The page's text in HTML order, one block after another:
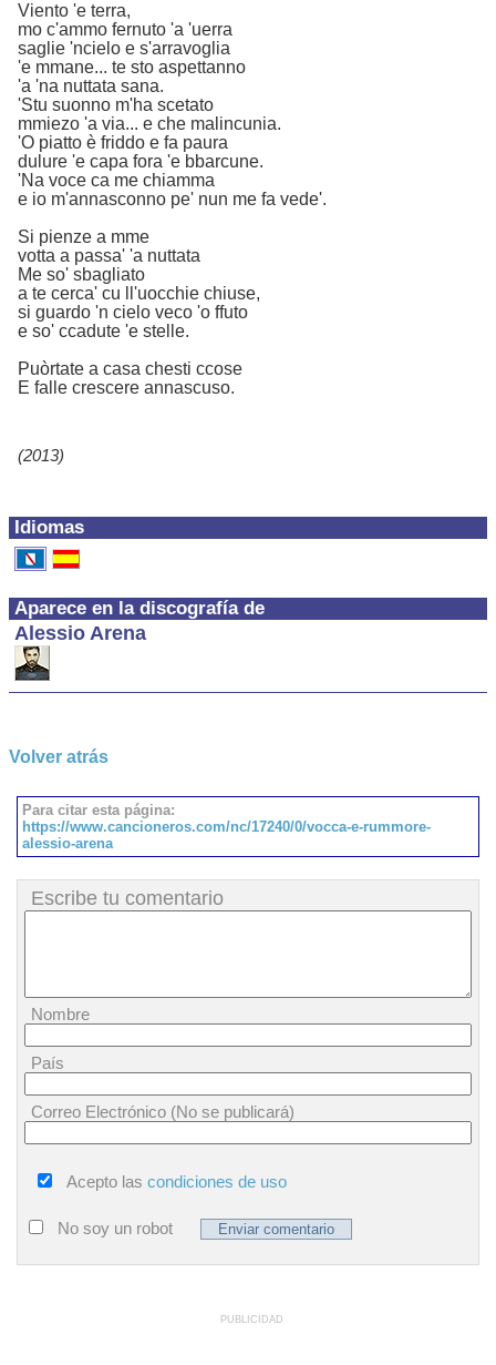
Idiomas
Aparece en la discografía de
Alessio Arena
Viento 'e terra,
mo c'ammo fernuto 'a 'uerra
saglie 'ncielo e s'arravoglia
'e mmane... te sto aspettanno
'a 'na nuttata sana.
'Stu suonno m'ha scetato
mmiezo 'a via... e che malincunia.
'O piatto è friddo e fa paura
dulure 'e capa fora 'e bbarcune.
'Na voce ca me chiamma
e io m'annasconno pe' nun me fa vede'.
Si pienze a mme
votta a passa' 'a nuttata
Me so' sbagliato
a te cerca' cu ll'uocchie chiuse,
si guardo 'n cielo veco 'o ffuto
e so' ccadute 'e stelle.
Puòrtate a casa chesti ccose
E falle crescere annascuso.
(2013)
Volver atrás
Para citar esta página:
https://www.cancioneros.com/nc/17240/0/vocca-e-rummore-
alessio-arena
Escribe tu comentario
Nombre
País
Correo Electrónico (No se publicará)
Acepto las condiciones de uso
No soy un robot
PUBLICIDAD